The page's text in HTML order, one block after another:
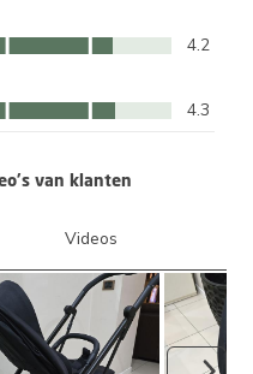
4.2
4.3
van klanten